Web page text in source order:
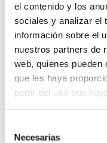
el contenido y los
sociales y analizar el
información sobre el
nuestros partners de
web, quienes pueden
que les haya
partir del uso que
Necesarias